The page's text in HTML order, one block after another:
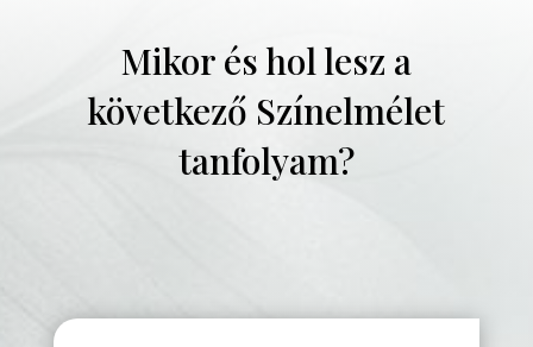
Mikor és hol lesz a
következő Színelmélet
tanfolyam?